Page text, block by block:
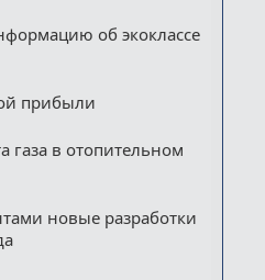
об экоклассе
прибыли
газа в отопительном
новые разработки